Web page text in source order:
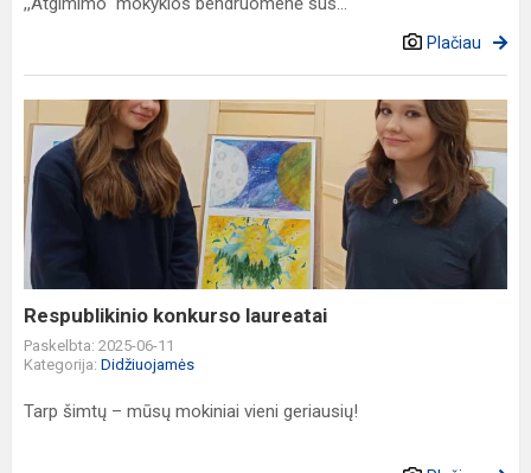
Plačiau
Respublikinio
konkurso
laureatai
Respublikinio konkurso laureatai
Paskelbta: 2025-06-11
Kategorija: Didžiuojamės
Tarp šimtų – mūsų mokiniai vieni geriausių!